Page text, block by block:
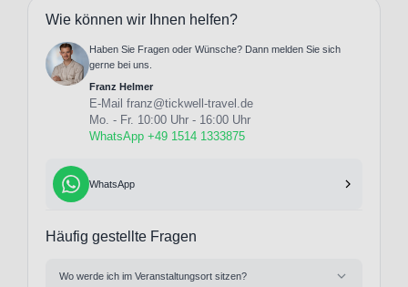
Wie können wir Ihnen helfen?
Haben Sie Fragen oder Wünsche? Dann melden Sie sich
gerne bei uns.
Franz Helmer
E-Mail franz@tickwell-travel.de
Mo. - Fr. 10:00 Uhr - 16:00 Uhr
WhatsApp +49 1514 1333875
WhatsApp
Häufig gestellte Fragen
Wo werde ich im Veranstaltungsort sitzen?